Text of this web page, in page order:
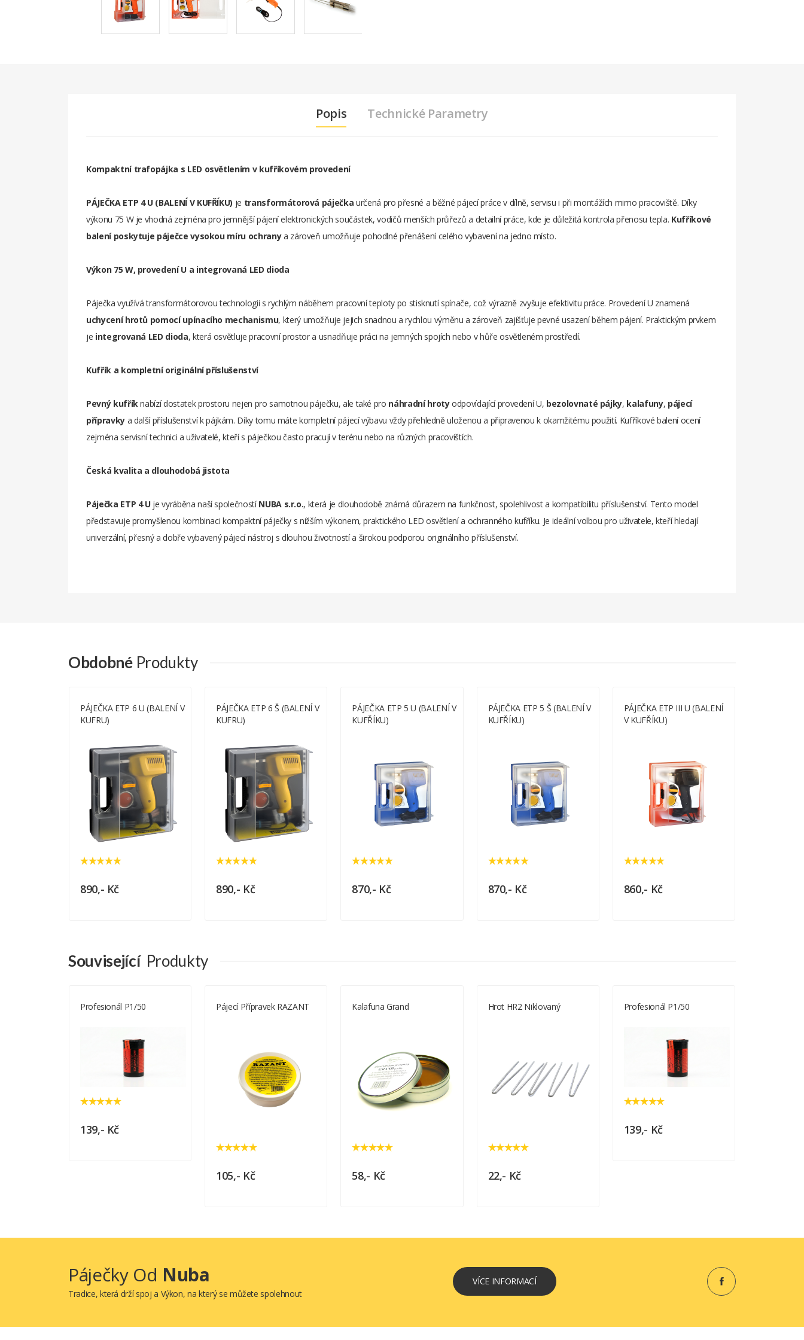
Popis Technické Parametry
Kompaktní trafopájka s LED osvětlením v kufříkovém provedení
PÁJEČKA ETP 4 U (BALENÍ V KUFŘÍKU) je transformátorová páječka určená pro přesné a běžné pájecí práce v dílně, servisu i při montážích mimo pracoviště. Díky
výkonu 75 W je vhodná zejména pro jemnější pájení elektronických součástek, vodičů menších průřezů a detailní práce, kde je důležitá kontrola přenosu tepla. Kufříkové
balení poskytuje páječce vysokou míru ochranya zároveň umožňuje pohodlné přenášení celého vybavení na jedno místo.
Výkon 75 W, provedení U a integrovaná LED dioda
Páječka využívá transformátorovou technologii s rychlým náběhem pracovní teploty po stisknutí spínače, což výrazně zvyšuje efektivitu práce. Provedení U znamená
uchycení hrotů pomocí upínacího mechanismu, který umožňuje jejich snadnou a rychlou výměnu a zároveň zajišťuje pevné usazení během pájení. Praktickým prvkem
je integrovaná LED dioda, která osvětluje pracovní prostor a usnadňuje práci na jemných spojích nebo v hůře osvětleném prostředí.
Kufřík a kompletní originální příslušenství
Pevný kufříknabízí dostatek prostoru nejen pro samotnou páječku, ale také pro náhradní hrotyodpovídající provedení U, bezolovnaté pájky, kalafuny, pájecí
přípravkya další příslušenství k pájkám. Díky tomu máte kompletní pájecí výbavu vždy přehledně uloženou a připravenou k okamžitému použití. Kufříkové balení ocení
zejména servisní technici a uživatelé, kteří s páječkou často pracují v terénu nebo na různých pracovištích.
Česká kvalita a dlouhodobá jistota
Páječka ETP 4 Uje vyráběna naší společnostíNUBA s.r.o., která je dlouhodobě známá důrazem na funkčnost, spolehlivost a kompatibilitu příslušenství. Tento model
představuje promyšlenou kombinaci kompaktní páječky s nižším výkonem, praktického LED osvětlení a ochranného kufříku. Je ideální volbou pro uživatele, kteří hledají
univerzální, přesný a dobře vybavený pájecí nástroj s dlouhou životností a širokou podporou originálního příslušenství.
Hmotnost
Obdobné Produkty
PÁJEČKA ETP 6 U (BALENÍ V
KUFRU)
890,- Kč
PÁJEČKA ETP 6 Š (BALENÍ V
KUFRU)
890,- Kč
PÁJEČKA ETP 5 U (BALENÍ V
KUFŘÍKU)
870,- Kč
PÁJEČKA ETP 5 Š (BALENÍ V
KUFŘÍKU)
870,- Kč
PÁJEČKA ETP III U (BALENÍ
V KUFŘÍKU)
860,- Kč
Související Produkty
Profesionál P1/50
139,- Kč
Pájecí Přípravek RAZANT
105,- Kč
Kalafuna Grand
58,- Kč
Hrot HR2 Niklovaný
22,- Kč
Profesionál P1/50
139,- Kč
Páječky Od Nuba
Tradice, která drží spoj a Výkon, na který se můžete spolehnout
VÍCE INFORMACÍ